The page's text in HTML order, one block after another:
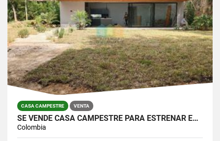
CASA CAMPESTRE VENTA
SE VENDE CASA CAMPESTRE PARA ESTRENAR EN GUARNE VEREDA EL MOLINO.
Colombia